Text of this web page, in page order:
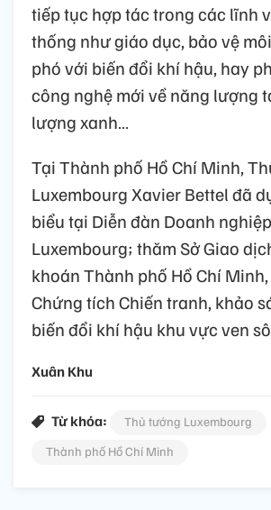
tiếp tục hợp tác trong các lĩnh
thống như giáo dục, bảo vệ
phó với biến đổi khí hậu, hay
công nghệ mới về năng lượng
lượng xanh…
Tại Thành phố Hồ Chí Minh,
Luxembourg Xavier Bettel đã
biểu tại Diễn đàn Doanh
Luxembourg; thăm Sở Giao
khoán Thành phố Hồ Chí
Chứng tích Chiến tranh, khảo
biến đổi khí hậu khu vực ven
Xuân Khu
Từ khóa:
Thủ tướng Luxembourg
Thành phố Hồ Chí Minh